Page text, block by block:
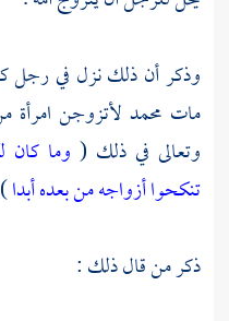
وذكر أن ذلك نزل في رجل
مات محمد لأتزوجن امرأة
وتعالى في ذلك ( وما كان
تنكحوا أزواجه من بعده أبدا
ذكر من قال ذلك :